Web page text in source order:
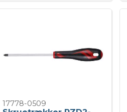
17778-0509